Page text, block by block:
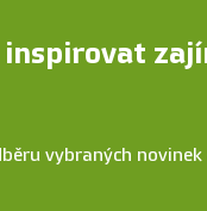
inspirovat
vybraných novinek